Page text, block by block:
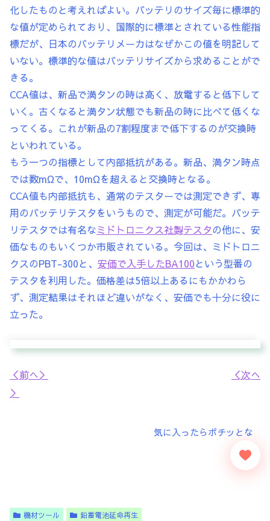
化したものと考えればよい。バッテリのサイズ毎に標準的
な値が定められており、国際的に標準とされている性能指
標だが、日本のバッテリメーカはなぜかこの値を明記して
いない。標準的な値はバッテリサイズから求めることがで
きる。
CCA値は、新品で満タンの時は高く、放電すると低下して
いく。古くなると満タン状態でも新品の時に比べて低くな
ってくる。これが新品の7割程度まで低下するのが交換時
といわれている。
もう一つの指標として内部抵抗がある。新品、満タン時点
では数mΩで、10mΩを超えると交換時となる。
CCA値も内部抵抗も、通常のテスターでは測定できず、専
用のバッテリテスタをいうもので、測定が可能だ。バッテ
リテスタでは有名なミドトロニクス社製テスタの他に、安
価なものもいくつか市販されている。今回は、ミドトロニ
クスのPBT-300と、 安価で入手したBA100という型番の
テスタを利用した。価格差は5倍以上あるにもかかわら
ず、測定結果はそれほど違いがなく、安価でも十分に役に
立った。
＜前へ＞
＜次へ
＞
機材ツール 鉛蓄電池延命再生